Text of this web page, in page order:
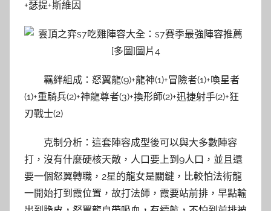
+瑟提+斯維因
羈絆組成：怒翼龍(9)+龍神(1)+冒險者(1)+喚星者
(1)+重騎兵(2)+神龍尊者(3)+換形師(2)+迅捷射手(2)+狂
刃戰士(2)
克制分析：這套陣容成型後可以與大多數陣容
打，沒有什麼硬核天敵，人口要上到9人口，並且還
要一個怒翼轉職，2星的龍女是關鍵，比較怕法術龍
一開始打到霞位置，故打法師，霞要站前排，早點輸